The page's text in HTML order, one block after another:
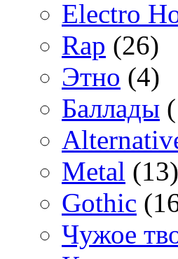
Electro
Rap (26)
Этно (4)
Баллады
Metal (13)
Gothic
Чужое